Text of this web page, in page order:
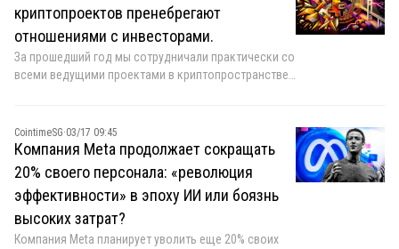
криптопроектов пренебрегают
отношениями с инвесторами.
За прошедший год мы сотрудничали практически со
всеми ведущими проектами в криптопространстве,
статья — практическое руководство по
коммуникации с инвесторами, которое можно
применять немедленно.
CointimeSG·03/17 09:45
Компания Meta продолжает сокращать
20% своего персонала: «революция
эффективности» в эпоху ИИ или боязнь
высоких затрат?
Компания Meta планирует уволить еще 20% своих